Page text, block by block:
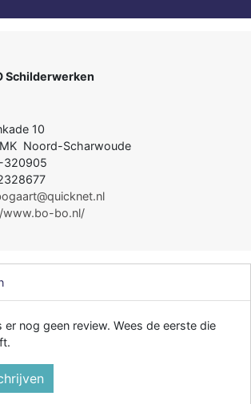
Schilderwerken
10
Noord-Scharwoude
320905
www.bo-bo.nl/
nog geen review. Wees de eerste die